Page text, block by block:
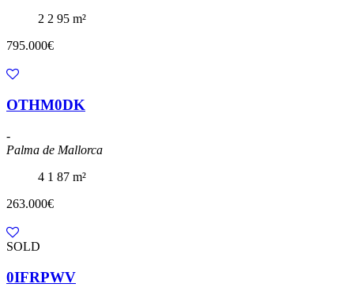
2 2 95 m²
795.000€
OTHM0DK
-
Palma de Mallorca
4 1 87 m²
263.000€
SOLD
0IFRPWV